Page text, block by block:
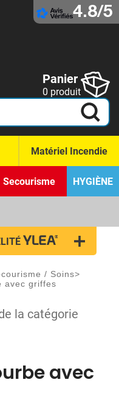
4.8/5
Panier
0 produit
Matériel Incendie
Secourisme HYGIÈNE
/ Soins>
avec griffes
la catégorie
avec